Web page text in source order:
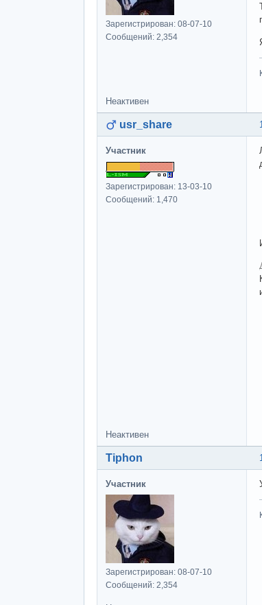
Зарегистрирован: 08-07-10
Сообщений: 2,354
Неактивен
usr_share
Участник
Зарегистрирован: 13-03-10
Сообщений: 1,470
Неактивен
Tiphon
Участник
Зарегистрирован: 08-07-10
Сообщений: 2,354